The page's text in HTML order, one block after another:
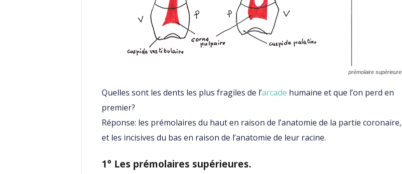
prémolaire supérieure
Quelles sont les dents les plus fragiles de l’arcade humaine et que l’on perd en
premier?
Réponse: les prémolaires du haut en raison de l’anatomie de la partie coronaire,
et les incisives du bas en raison de l’anatomie de leur racine.
1° Les prémolaires supérieures.